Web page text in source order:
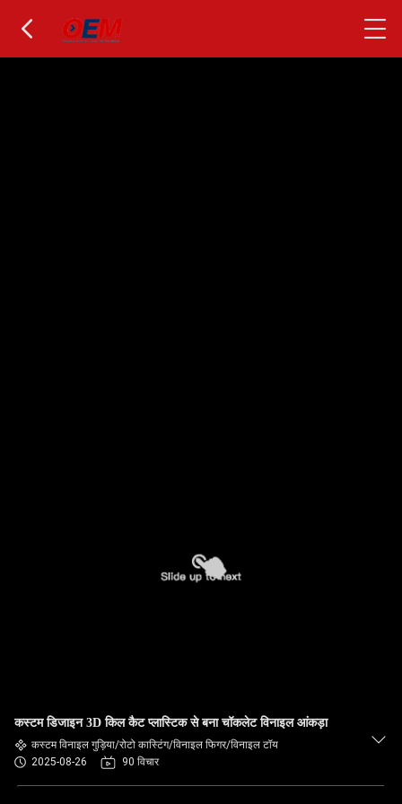
कस्टम डिजाइन 3D किल कैट प्लास्टिक से बना चॉकलेट विनाइल आंकड़ा
कस्टम विनाइल गुड़िया/रोटो कास्टिंग/विनाइल फिगर/विनाइल टॉय
2025-08-26
90 विचार